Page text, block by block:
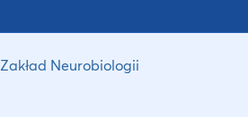
Zakład Neurobiologii